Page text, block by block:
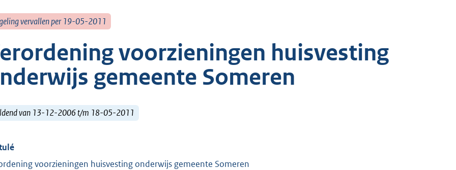
vervallen per 19-05-2011
voorzieningen huisvesting
gemeente Someren
van 13-12-2006 t/m 18-05-2011
voorzieningen huisvesting onderwijs gemeente Someren